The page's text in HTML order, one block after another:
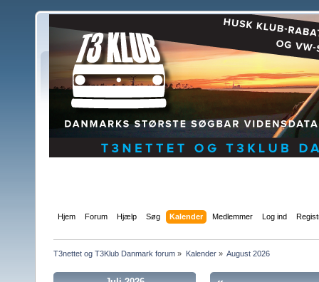
Hjem Forum Hjælp Søg Kalender Medlemmer Log ind
T3nettet og T3Klub Danmark forum » Kalender» August 2026